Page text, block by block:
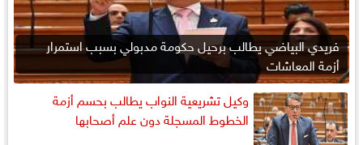
فريدي البياضي يطالب برحيل حكومة مدبولي بسبب استمرار
أزمة المعاشات
وكيل تشريعية النواب يطالب بحسم أزمة
الخطوط المسجلة دون علم أصحابها